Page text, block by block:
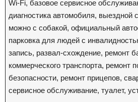
Wi-Fi, базовое сервисное
диагностика автомобиля, выездной
можно с собакой, официальный
парковка для людей с
запись, развал-схождение, ремонт
коммерческого транспорта, ремонт
безопасности, ремонт прицепов,
сервисное обслуживание, туалет,